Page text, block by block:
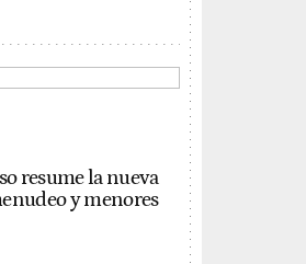
resume la nueva
y menores